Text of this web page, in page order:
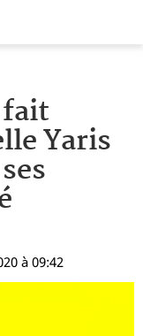
Yaris
à 09:42